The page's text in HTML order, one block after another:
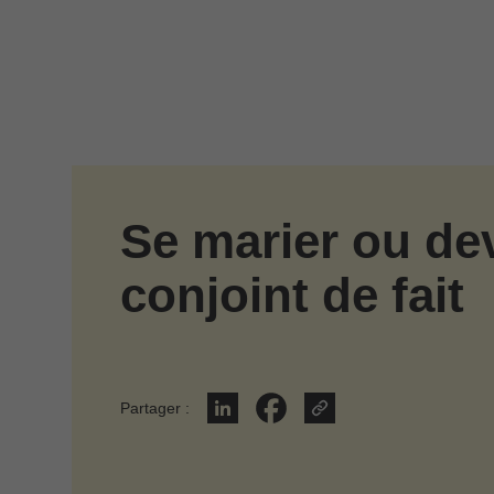
Se marier ou
conjoint de fait
Partager :